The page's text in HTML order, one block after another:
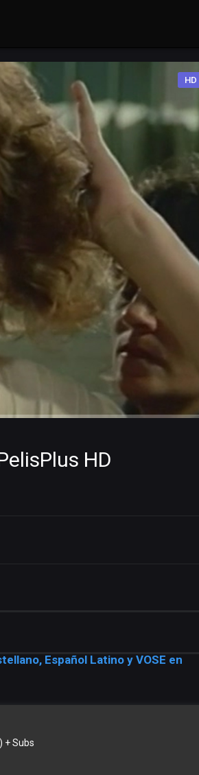
HD
HD
Español Latino y VOSE en
+ Subs